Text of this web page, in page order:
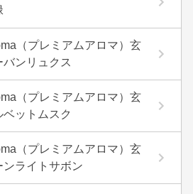
（プレミアムアロマ）玄
ンリュクス
（プレミアムアロマ）玄
ットムスク
（プレミアムアロマ）玄
ライトサボン